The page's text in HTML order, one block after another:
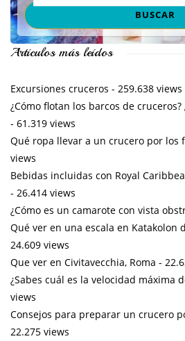
Artículos más leídos
Excursiones cruceros - 259.638 views
¿Cómo flotan los barcos de
- 61.319 views
Qué ropa llevar a un crucero por los
views
Bebidas incluidas con Royal
- 26.414 views
¿Cómo es un camarote con vista
Qué ver en una escala en Katakolon
24.609 views
Que ver en Civitavecchia, Roma -
¿Sabes cuál es la velocidad máxima
views
Consejos para preparar un crucero
22.275 views